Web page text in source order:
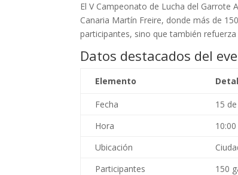
El V Campeonato de Lucha del Garrote
Canaria Martín Freire, donde más de
participantes, sino que también
Datos destacados del
Elemento
Fecha
15
Hora
Ubicación
Participantes
150